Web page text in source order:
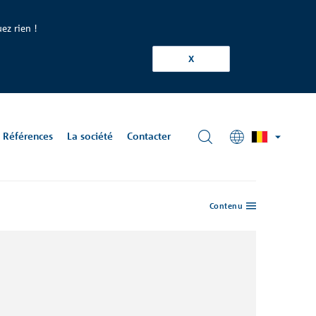
rien !
X
Références La société Contacter
Contenu